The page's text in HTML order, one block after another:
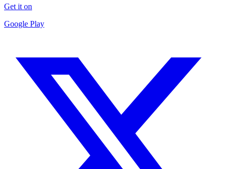
Get it on
Google Play